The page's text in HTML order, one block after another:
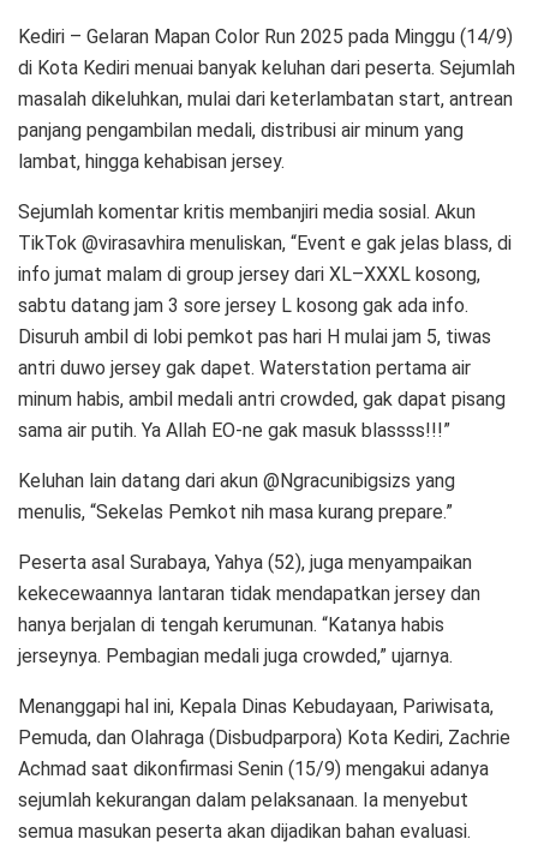
Kediri – Gelaran Mapan Color Run 2025 pada Minggu (14/9)
di Kota Kediri menuai banyak keluhan dari peserta. Sejumlah
masalah dikeluhkan, mulai dari keterlambatan start, antrean
panjang pengambilan medali, distribusi air minum yang
lambat, hingga kehabisan jersey.
Sejumlah komentar kritis membanjiri media sosial. Akun
TikTok @virasavhira menuliskan, “Event e gak jelas blass, di
info jumat malam di group jersey dari XL–XXXL kosong,
sabtu datang jam 3 sore jersey L kosong gak ada info.
Disuruh ambil di lobi pemkot pas hari H mulai jam 5, tiwas
antri duwo jersey gak dapet. Waterstation pertama air
minum habis, ambil medali antri crowded, gak dapat pisang
sama air putih. Ya Allah EO-ne gak masuk blassss!!!”
Keluhan lain datang dari akun @Ngracunibigsizs yang
menulis, “Sekelas Pemkot nih masa kurang prepare.”
Peserta asal Surabaya, Yahya (52), juga menyampaikan
kekecewaannya lantaran tidak mendapatkan jersey dan
hanya berjalan di tengah kerumunan. “Katanya habis
jerseynya. Pembagian medali juga crowded,” ujarnya.
Menanggapi hal ini, Kepala Dinas Kebudayaan, Pariwisata,
Pemuda, dan Olahraga (Disbudparpora) Kota Kediri, Zachrie
Achmad saat dikonfirmasi Senin (15/9) mengakui adanya
sejumlah kekurangan dalam pelaksanaan. Ia menyebut
semua masukan peserta akan dijadikan bahan evaluasi.